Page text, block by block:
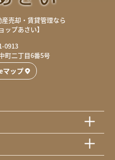
売却・賃貸管理なら
ップあさい】
0913
町二丁目6番5号
マップ